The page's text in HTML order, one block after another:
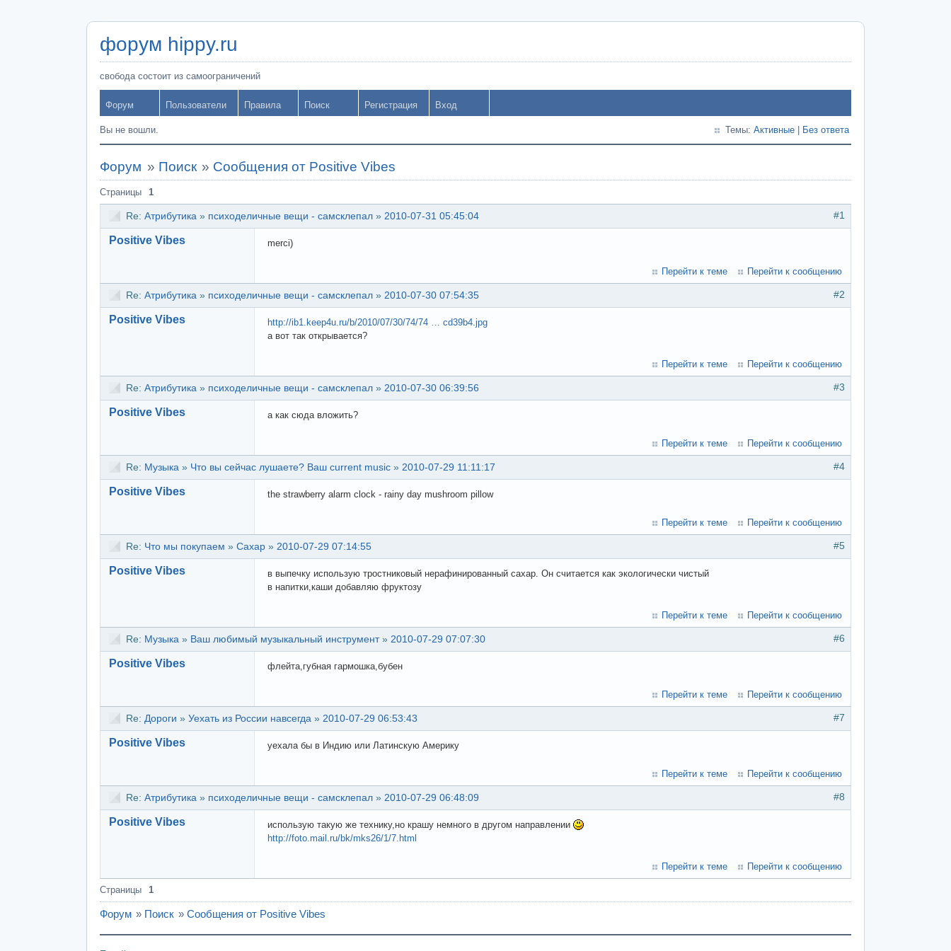
форум hippy.ru
свобода состоит из самоограничений
Форум Пользователи Правила Поиск Регистрация Вход
Вы не вошли. Темы: Активные Без ответа
Форум » Поиск » Сообщения от Positive Vibes
Страницы 1
#1
Re: Атрибутика » психоделичные вещи - самсклепал » 2010-07-31 05:45:04
Positive Vibes merci)
Перейти к теме Перейти к сообщению
#2
Re: Атрибутика » психоделичные вещи - самсклепал » 2010-07-30 07:54:35
Positive Vibes
http://ib1.keep4u.ru/b/2010/07/30/74/74 … cd39b4.jpg
а вот так открывается?
Перейти к теме Перейти к сообщению
#3
Re: Атрибутика » психоделичные вещи - самсклепал » 2010-07-30 06:39:56
Positive Vibes а как сюда вложить?
Перейти к теме Перейти к сообщению
#4
Re: Музыка » Что вы сейчас лушаете? Ваш current music » 2010-07-29 11:11:17
Positive Vibes the strawberry alarm clock - rainy day mushroom pillow
Перейти к теме Перейти к сообщению
#5
Re: Что мы покупаем » Сахар » 2010-07-29 07:14:55
Positive Vibes
в выпечку использую тростниковый нерафинированный сахар. Он считается как экологически чистый
в напитки,каши добавляю фруктозу
Перейти к теме Перейти к сообщению
#6
Re: Музыка » Ваш любимый музыкальный инструмент » 2010-07-29 07:07:30
Positive Vibes флейта,губная гармошка,бубен
Перейти к теме Перейти к сообщению
#7
Re: Дороги » Уехать из России навсегда » 2010-07-29 06:53:43
Positive Vibes уехала бы в Индию или Латинскую Америку
Перейти к теме Перейти к сообщению
#8
Re: Атрибутика » психоделичные вещи - самсклепал » 2010-07-29 06:48:09
Positive Vibes
использую такую же технику,но крашу немного в другом направлении
http://foto.mail.ru/bk/mks26/1/7.html
Перейти к теме Перейти к сообщению
Страницы 1
Форум » Поиск » Сообщения от Positive Vibes